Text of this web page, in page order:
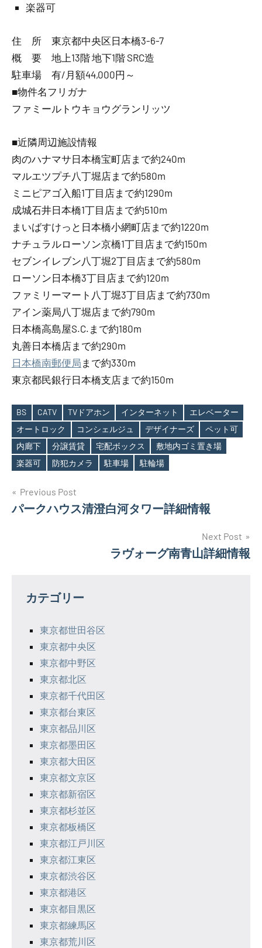
楽器可
住 所 東京都中央区日本橋3-6-7
概 要 地上13階 地下1階 SRC造
駐車場 有/月額44,000円～
■物件名フリガナ
ファミールトウキョウグランリッツ
■近隣周辺施設情報
肉のハナマサ日本橋宝町店まで約240m
マルエツプチ八丁堀店まで約580m
ミニピアゴ入船1丁目店まで約1290m
成城石井日本橋1丁目店まで約510m
まいばすけっと日本橋小網町店まで約1220m
ナチュラルローソン京橋1丁目店まで約150m
セブンイレブン八丁堀2丁目店まで約580m
ローソン日本橋3丁目店まで約120m
ファミリーマート八丁堀3丁目店まで約730m
アイン薬局八丁堀店まで約790m
日本橋高島屋S.C.まで約180m
丸善日本橋店まで約290m
日本橋南郵便局 まで約330m
東京都民銀行日本橋支店まで約150m
Tags
BS CATV TVドアホン インターネット
エレベーター
オートロック
コンシェルジュ デザイナーズ
ペット可
内廊下
分譲賃貸 宅配ボックス
敷地内ゴミ置き場
楽器可
防犯カメラ 駐車場 駐輪場
投
稿
ー
Previous Post
パークハウス清澄白河タワー詳細情報
Next Post
ラヴォーグ南青山詳細情報
カテゴリー
東京都世田谷区
東京都中央区
東京都中野区
東京都北区
東京都千代田区
東京都台東区
東京都品川区
東京都墨田区
東京都大田区
東京都文京区
東京都新宿区
東京都杉並区
東京都板橋区
東京都江戸川区
東京都江東区
東京都渋谷区
東京都港区
東京都目黒区
東京都練馬区
東京都荒川区